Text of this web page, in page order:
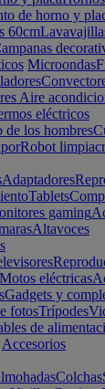
de horno y
60cm
Microondas
Aire
eléctricos
de los hombres
Robot
Adaptadores
Tablets
gaming
Altavoces
Motos eléctricas
Gadgets y
fotosTrípodes
de
Accesorios
Colchas